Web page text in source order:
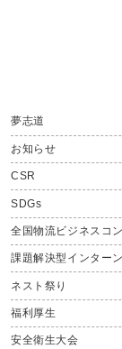
夢志道
お知らせ
CSR
SDGs
全国物流ビジネスコ
課題解決型インター
ネスト祭り
福利厚生
安全衛生大会